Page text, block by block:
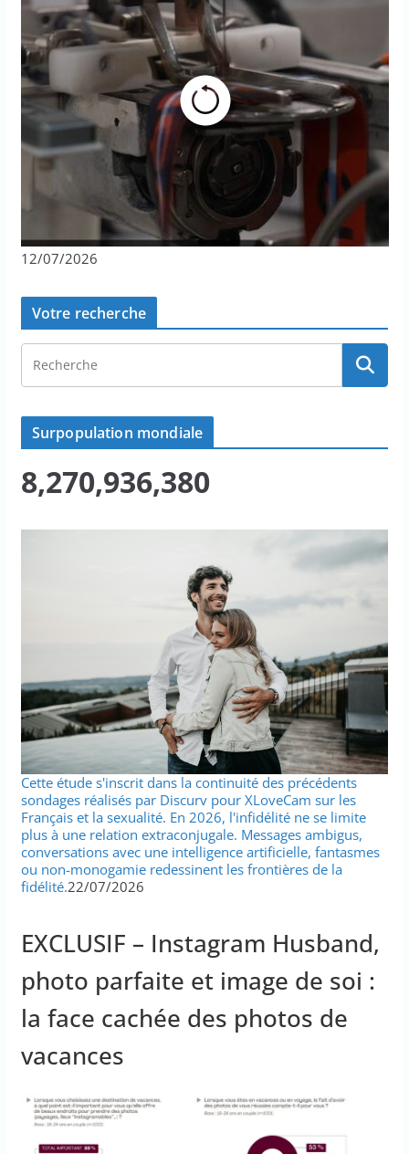
12/07/2026
Votre recherche
Surpopulation mondiale
8,270,936,380
Cette étude s'inscrit dans la continuité des précédents
sondages réalisés par Discurv pour XLoveCam sur les
Français et la sexualité. En 2026, l'infidélité ne se limite
plus à une relation extraconjugale. Messages ambigus,
conversations avec une intelligence artificielle, fantasmes
ou non-monogamie redessinent les frontières de la
fidélité.22/07/2026
EXCLUSIF – Instagram Husband,
photo parfaite et image de soi :
la face cachée des photos de
vacances